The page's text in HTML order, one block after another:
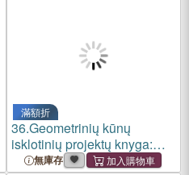
滿額折
36.Geometrinių kūnų
isklotinių projektų knyga:
Praktinis įvadas į trimatę
無庫存